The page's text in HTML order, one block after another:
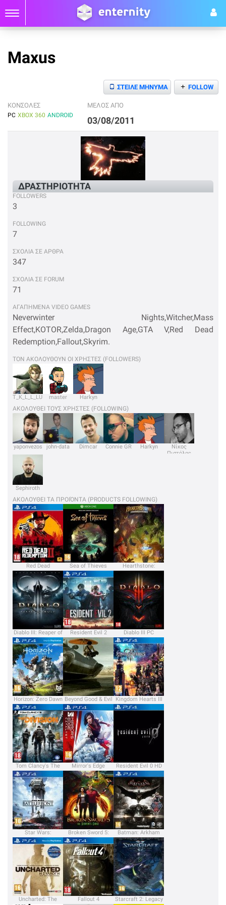
Maxus
+ FOLLOW
ΣΤΕΙΛΕ ΜΗΝΥΜΑ
ΚΟΝΣΟΛΕΣ
PC XBOX 360 ANDROID
ΜΕΛΟΣ ΑΠΟ
03/08/2011
ΔΡΑΣΤΗΡΙΟΤΗΤΑ
FOLLOWERS
3
FOLLOWING
7
ΣΧΟΛΙΑ ΣΕ ΑΡΘΡΑ
347
ΣΧΟΛΙΑ ΣΕ FORUM
71
ΑΓΑΠΗΜΕΝΑ VIDEO GAMES
Neverwinter Nights,Witcher,Mass
Effect,KOTOR,Zelda,Dragon Age,GTA V,Red Dead
Redemption,Fallout,Skyrim.
ΤΟΝ ΑΚΟΛΟΥΘΟΥΝ ΟΙ ΧΡΗΣΤΕΣ (FOLLOWERS)
T_K_L_L_LUIGI master Harkyn
ΑΚΟΛΟΥΘΕΙ ΤΟΥΣ ΧΡΗΣΤΕΣ (FOLLOWING)
yaponvezos john-data Dimcar Connie GR Harkyn
Νίκος
Πιστόλας
Sephiroth
ΑΚΟΛΟΥΘΕΙ ΤΑ ΠΡΟΙΌΝΤΑ (PRODUCTS FOLLOWING)
Red Dead
Redemption 2
Sea of Thieves
Hearthstone:
Heroes of Warcraft
Diablo III: Reaper of
Souls
Resident Evil 2 Diablo III PC
Horizon: Zero Dawn Beyond Good & Evil
2
Kingdom Hearts III
Tom Clancy's The
Division
Mirror's Edge
Catalyst
Resident Evil 0 HD
Remaster
Star Wars:
Battlefront
Broken Sword 5:
The Serpent's
Curse
Batman: Arkham
Knight
Uncharted: The
Fallout 4
Starcraft 2: Legacy